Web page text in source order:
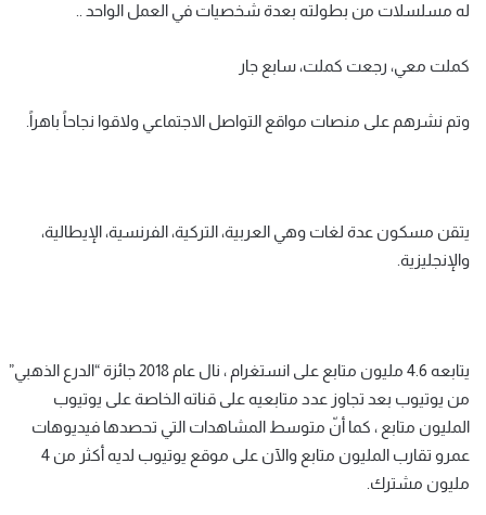
له مسلسلات من بطولته بعدة شخصيات في العمل الواحد ..
كملت معي، رجعت كملت، سابع جار
وتم نشرهم على منصات مواقع التواصل الاجتماعي ولاقوا نجاحاً باهراً.
يتقن مسكون عدة لغات وهي العربية، التركية، الفرنسية، الإيطالية،
والإنجليزية.
يتابعه 4.6 مليون متابع على انستغرام ، نال عام 2018 جائزة “الدرع الذهبي”
من يوتيوب بعد تجاوز عدد متابعيه على قناته الخاصة على يوتيوب
المليون متابع ، كما أنّ متوسط المشاهدات التي تحصدها فيديوهات
عمرو تقارب المليون متابع والآن على موقع يوتيوب لديه أكثر من 4
مليون مشترك.